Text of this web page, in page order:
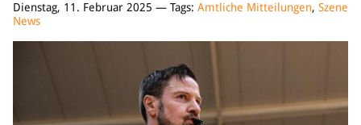
Dienstag, 11. Februar 2025 — Tags: Amtliche Mitteilungen, Szene
News